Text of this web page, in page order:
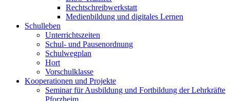
Rechtschreibwerkstatt
Medienbildung und digitales Lernen
Schulleben
Unterrichtszeiten
Schul- und Pausenordnung
Schulwegplan
Hort
Vorschulklasse
Kooperationen und Projekte
Seminar für Ausbildung und Fortbildung der Lehrkräfte
Pforzheim